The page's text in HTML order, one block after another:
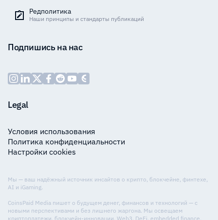
Редполитика
Наши принципы и стандарты публикаций
Подпишись на нас
Legal
Условия использования
Политика конфиденциальности
Настройки cookies
Мы — ваш надёжный источник инсайтов о крипто, блокчейне, финтехе,
AI и iGaming.
CoinsPaid Media пишет о будущем денег, финансов и технологий — с
новыми перспективами и без лишнего жаргона. Мы освещаем
криптоплатежи, блокчейн-инновации, Web3, DeFi, embedded finance,